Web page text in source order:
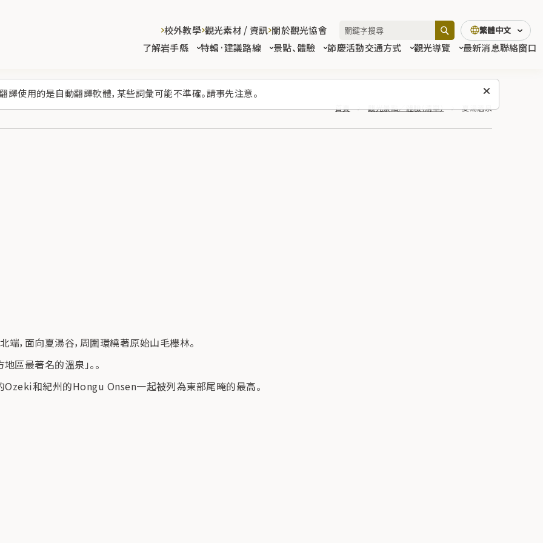
譯使用的是自動翻譯軟體，某些詞彙可能不準確。請事先注意。
了解岩手縣 特輯·建議路線 景點、體驗 節慶活動交通方式 觀光導覽 最新消息聯絡窗口
校外教學 觀光素材 / 資訊 關於觀光協會 繁體中文
首頁 觀光景點／體驗（清單） 夏湯溫泉
，面向夏湯谷，周圍環繞著原始山毛櫸林。
區最著名的溫泉」。。
和紀州的Hongu Onsen一起被列為東部尾晻的最高。